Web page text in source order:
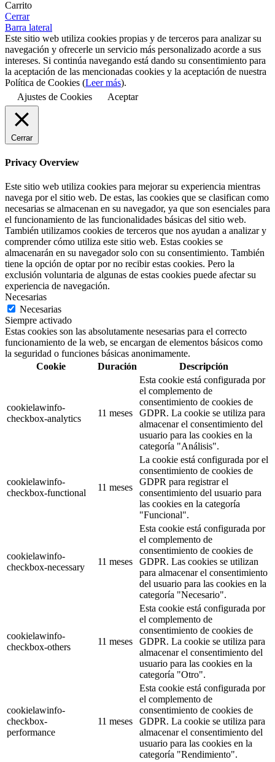
Carrito
Cerrar
Barra lateral
Este sitio web utiliza cookies propias y de terceros para analizar su
navegación y ofrecerle un servicio más personalizado acorde a sus
intereses. Si continúa navegando está dando su consentimiento para
la aceptación de las mencionadas cookies y la aceptación de nuestra
Política de Cookies (Leer más).
Ajustes de Cookies
Aceptar
Cerrar
Privacy Overview
Este sitio web utiliza cookies para mejorar su experiencia mientras
navega por el sitio web. De estas, las cookies que se clasifican como
necesarias se almacenan en su navegador, ya que son esenciales para
el funcionamiento de las funcionalidades básicas del sitio web.
También utilizamos cookies de terceros que nos ayudan a analizar y
comprender cómo utiliza este sitio web. Estas cookies se
almacenarán en su navegador solo con su consentimiento. También
tiene la opción de optar por no recibir estas cookies. Pero la
exclusión voluntaria de algunas de estas cookies puede afectar su
experiencia de navegación.
Necesarias
Necesarias
Siempre activado
Estas cookies son las absolutamente nesesarias para el correcto
funcionamiento de la web, se encargan de elementos básicos como
la seguridad o funciones básicas anonimamente.
Cookie
Duración Descripción
cookielawinfo-
checkbox-analytics
11 meses
Esta cookie está configurada por
el complemento de
consentimiento de cookies de
GDPR. La cookie se utiliza para
almacenar el consentimiento del
usuario para las cookies en la
categoría "Análisis".
cookielawinfo-
checkbox-functional
11 meses
La cookie está configurada por el
consentimiento de cookies de
GDPR para registrar el
consentimiento del usuario para
las cookies en la categoría
"Funcional".
cookielawinfo-
checkbox-necessary
11 meses
Esta cookie está configurada por
el complemento de
consentimiento de cookies de
GDPR. Las cookies se utilizan
para almacenar el consentimiento
del usuario para las cookies en la
categoría "Necesario".
cookielawinfo-
checkbox-others
11 meses
Esta cookie está configurada por
el complemento de
consentimiento de cookies de
GDPR. La cookie se utiliza para
almacenar el consentimiento del
usuario para las cookies en la
categoría "Otro".
cookielawinfo-
checkbox-
performance
11 meses
Esta cookie está configurada por
el complemento de
consentimiento de cookies de
GDPR. La cookie se utiliza para
almacenar el consentimiento del
usuario para las cookies en la
categoría "Rendimiento".